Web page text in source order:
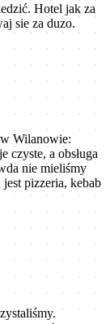
Hotel jak za
sie za duzo.
Wilanowie:
czyste, a obsługa
nie mieliśmy
pizzeria, kebab